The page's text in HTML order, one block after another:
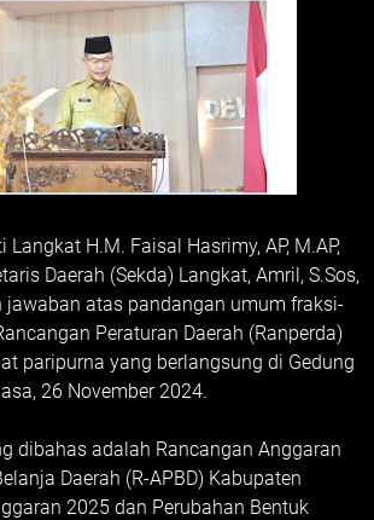
Langkat H.M. Faisal Hasrimy, AP, M.AP,
Daerah (Sekda) Langkat, Amril, S.Sos,
jawaban atas pandangan umum fraksi-
Peraturan Daerah (Ranperda)
paripurna yang berlangsung di Gedung
26 November 2024.
dibahas adalah Rancangan Anggaran
Daerah (R-APBD) Kabupaten
2025 dan Perubahan Bentuk